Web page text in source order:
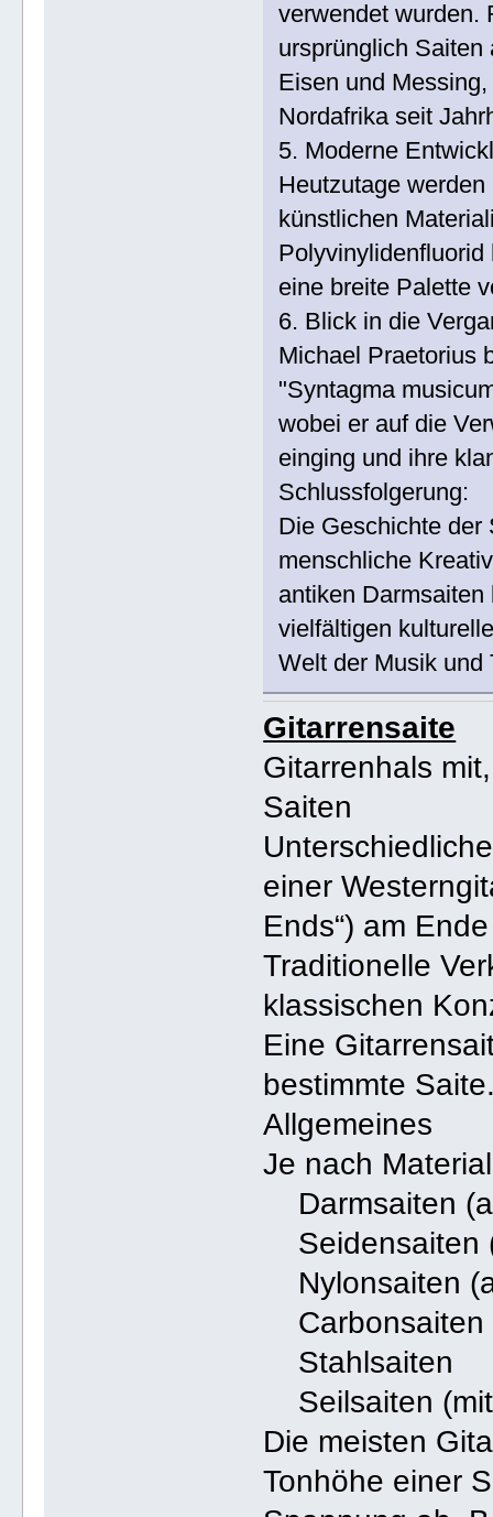
verwendet wurden.
ursprünglich Saiten
Eisen und
Nordafrika seit
5. Moderne
Heutzutage
künstlichen
eine breite Palette
6. Blick in die
Michael Praetorius
"Syntagma
wobei er auf die
einging und ihre
Schlussfolgerung:
Die Geschichte der
menschliche
antiken
vielfältigen
Welt der Musik und
Gitarrensaite
Gitarrenhals
Saiten
einer
Ends“) am
Traditionelle
klassischen
Eine
bestimmte
Allgemeines
Je nach
Darmsaiten
Seidensaiten
Nylonsaiten
Carbonsaiten
Stahlsaiten
Seilsaiten (mit
Die meisten
Tonhöhe einer